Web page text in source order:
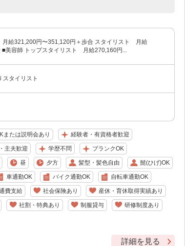
給321,200円〜351,120円＋歩合 スタイリスト 月給
美容師 トップスタイリスト 月給270,160円...
スタイリスト
または説明会あり 経験者・有資格者歓迎
主夫歓迎 学歴不問 ブランクOK
昼 夕方 髪型・髪色自由 髭(ひげ)OK
車通勤OK バイク通勤OK 自転車通勤OK
費支給 社会保険あり 産休・育休取得実績あり
社割・特典あり 制服貸与 研修制度あり
詳細を見る